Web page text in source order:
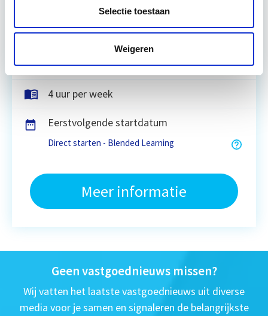
Selectie toestaan
Weigeren
onderhoud van vastgoed. Je leert hoe je duurzaam,
15 lesdag(en)
4 uur per week
Eerstvolgende startdatum
Direct starten - Blended Learning
Meer informatie
Geen vastgoednieuws missen?
Wij vatten het laatste vastgoednieuws uit diverse
media voor je samen en signaleren de belangrijkste